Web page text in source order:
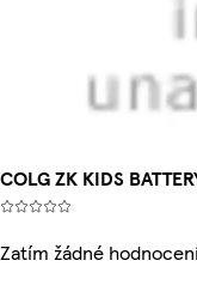
COLG ZK KIDS
Zatím žádné